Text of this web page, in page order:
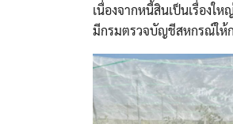
เนื่องจากหนี้สินเป็นเรื่องใ
มีกรมตรวจบัญชีสหกรณ์ให้